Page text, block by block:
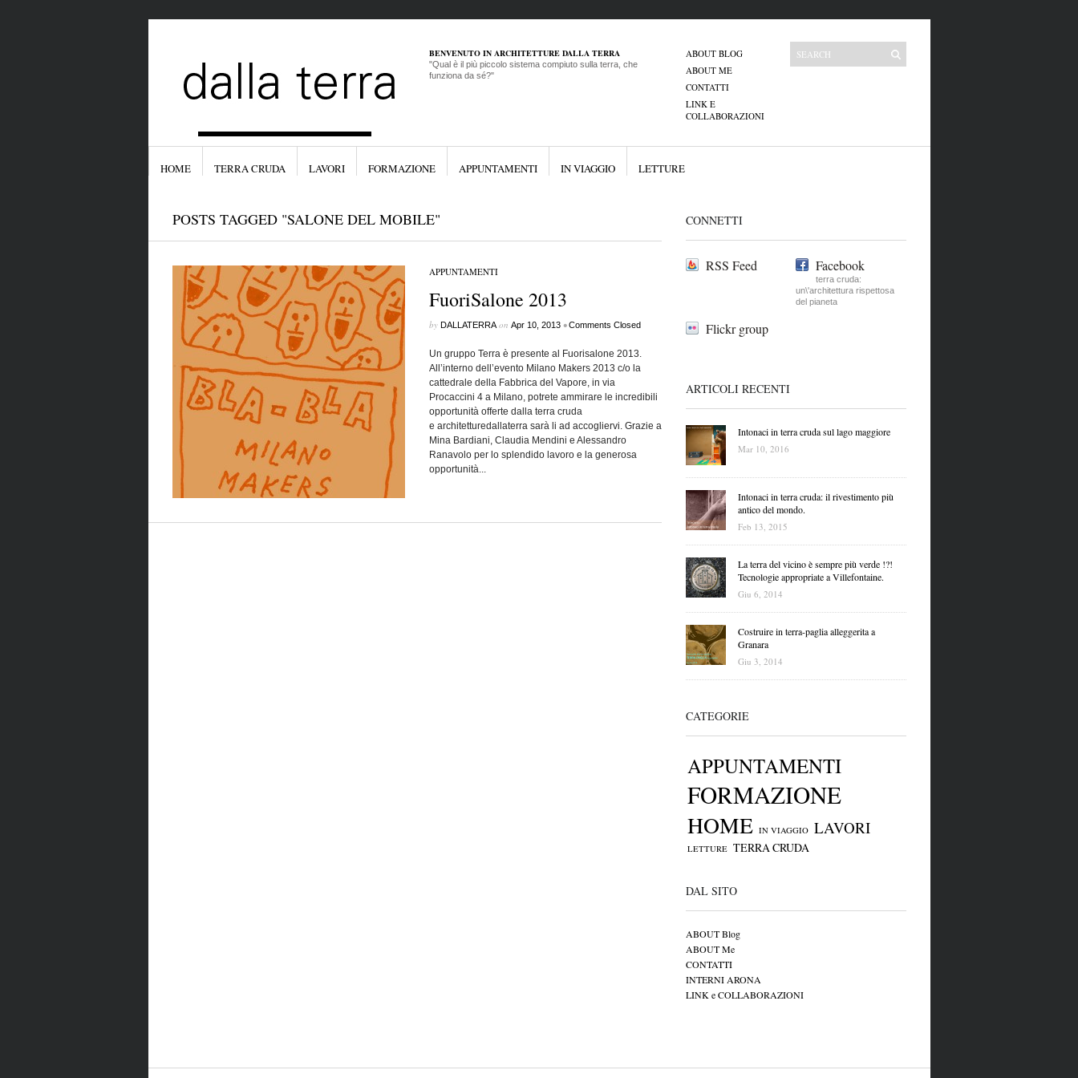
BENVENUTO IN ARCHITETTURE DALLA TERRA
"Qual è il più piccolo sistema compiuto sulla terra, che
funziona da sé?"
ABOUT BLOG
ABOUT ME
CONTATTI
LINK E
COLLABORAZIONI
HOME TERRA CRUDA LAVORI FORMAZIONE APPUNTAMENTI IN VIAGGIO LETTURE
POSTS TAGGED "SALONE DEL MOBILE"
APPUNTAMENTI
FuoriSalone 2013
by DALLATERRAon Apr 10, 2013 •Comments Closed
Un gruppo Terra è presente al Fuorisalone 2013.
All’interno dell’evento Milano Makers 2013 c/o la
cattedrale della Fabbrica del Vapore, in via
Procaccini 4 a Milano, potrete ammirare le incredibili
opportunità offerte dalla terra cruda
e architetturedallaterra sarà li ad accogliervi. Grazie a
Mina Bardiani, Claudia Mendini e Alessandro
Ranavolo per lo splendido lavoro e la generosa
opportunità...
CONNETTI
RSS Feed Facebook
terra cruda:
un\'architettura rispettosa
del pianeta
Flickr group
ARTICOLI RECENTI
Intonaci in terra cruda sul lago maggiore
Mar 10, 2016
Intonaci in terra cruda: il rivestimento più
antico del mondo.
Feb 13, 2015
La terra del vicino è sempre più verde !?!
Tecnologie appropriate a Villefontaine.
Giu 6, 2014
Costruire in terra-paglia alleggerita a
Granara
Giu 3, 2014
CATEGORIE
APPUNTAMENTI
FORMAZIONE
HOME IN VIAGGIO LAVORI
LETTURE TERRA CRUDA
DAL SITO
ABOUT Blog
ABOUT Me
CONTATTI
INTERNI ARONA
LINK e COLLABORAZIONI